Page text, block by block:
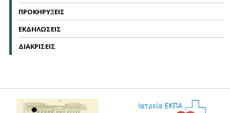
ΠΡΟΚΗΡΥΞΕΙΣ
ΕΚΔΗΛΩΣΕΙΣ
ΔΙΑΚΡΙΣΕΙΣ